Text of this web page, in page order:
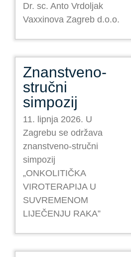
Dr. sc. Anto Vrdoljak
Vaxxinova Zagreb d.o.o.
Znanstveno-
stručni
simpozij
11. lipnja 2026. U
Zagrebu se održava
znanstveno-stručni
simpozij
„ONKOLITIČKA
VIROTERAPIJA U
SUVREMENOM
LIJEČENJU RAKA”